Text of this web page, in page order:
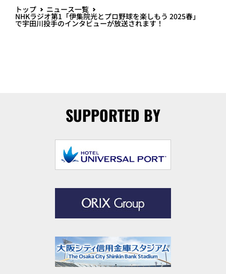
トップ ニュース一覧
NHKラジオ第1「伊集院光とプロ野球を楽しもう 2025春」
で宇田川投手のインタビューが放送されます！
SUPPORTED BY